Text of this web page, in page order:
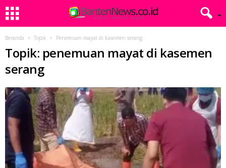
Beranda Topik Penemuan mayat di kasemen serang
Topik: penemuan mayat di kasemen
serang